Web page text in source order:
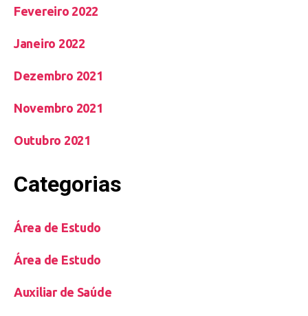
Fevereiro 2022
Janeiro 2022
Dezembro 2021
Novembro 2021
Outubro 2021
Categorias
Área de Estudo
Área de Estudo
Auxiliar de Saúde